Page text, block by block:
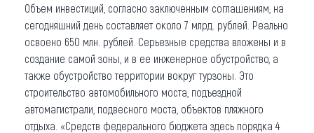
Объем инвестиций, согласно заключенным соглашениям, на
сегодняшний день составляет около 7 млрд. рублей. Реально
освоено 650 млн. рублей. Серьезные средства вложены и в
создание самой зоны, и в ее инженерное обустройство, а
также обустройство территории вокруг турзоны. Это
строительство автомобильного моста, подъездной
автомагистрали, подвесного моста, объектов пляжного
отдыха. «Средств федерального бюджета здесь порядка 4